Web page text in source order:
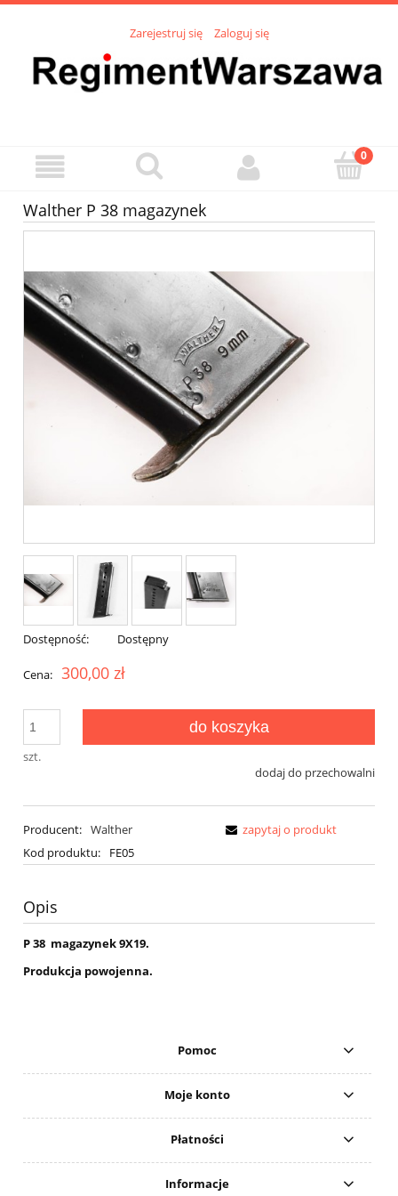
Zarejestruj się Zaloguj się
Walther P 38 magazynek
Dostępność: Dostępny
Cena: 300,00 zł
szt.
do koszyka
dodaj do przechowalni
Producent: Walther
Kod produktu:
FE05
zapytaj o produkt
Opis
P 38 magazynek 9X19.
Produkcja powojenna.
Pomoc
Moje konto
Płatności
Informacje